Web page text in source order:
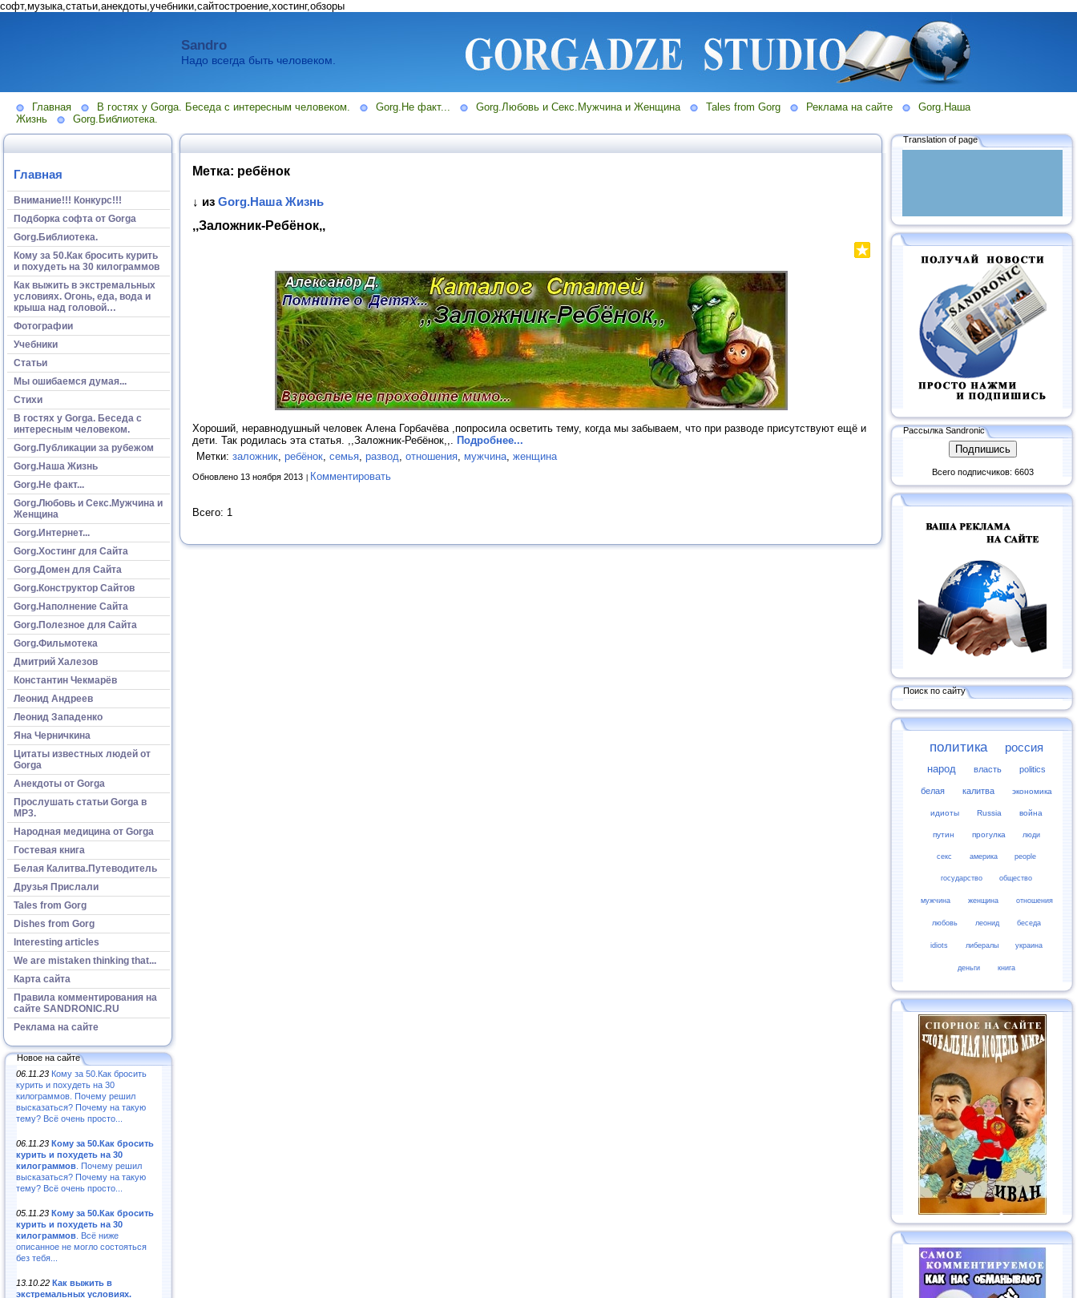
софт,музыка,статьи,анекдоты,учебники,сайтостроение,хостинг,обзоры
Sandro
Надо всегда быть человеком.
Главная В гостях у Gorga. Беседа с интересным человеком. Gorg.Не факт... Gorg.Любовь и Секс.Мужчина и Женщина Tales from Gorg Реклама на сайте
Gorg.Наша
Жизнь
Gorg.Библиотека.
Главная
Внимание!!! Конкурс!!!
Подборка софта от Gorga
Gorg.Библиотека.
Кому за 50.Как бросить курить
и похудеть на 30 килограммов
Как выжить в экстремальных
условиях. Огонь, еда, вода и
крыша над головой…
Фотографии
Учебники
Статьи
Мы ошибаемся думая...
Стихи
В гостях у Gorga. Беседа с
интересным человеком.
Gorg.Публикации за рубежом
Gorg.Наша Жизнь
Gorg.Не факт...
Gorg.Любовь и Секс.Мужчина и
Женщина
Gorg.Интернет...
Gorg.Хостинг для Сайта
Gorg.Домен для Сайта
Gorg.Конструктор Сайтов
Gorg.Наполнение Сайта
Gorg.Полезное для Сайта
Gorg.Фильмотека
Дмитрий Халезов
Константин Чекмарёв
Леонид Андреев
Леонид Западенко
Яна Черничкина
Цитаты известных людей от
Gorga
Анекдоты от Gorga
Прослушать статьи Gorga в
МР3.
Народная медицина от Gorga
Гостевая книга
Белая Калитва.Путеводитель
Друзья Прислали
Tales from Gorg
Dishes from Gorg
Interesting articles
We are mistaken thinking that...
Карта сайта
Правила комментирования на
сайте SANDRONIC.RU
Реклама на сайте
Новое на сайте
06.11.23 Кому за 50.Как бросить
курить и похудеть на 30
килограммов. Почему решил
высказаться? Почему на такую
тему? Всё очень просто...
06.11.23 Кому за 50.Как бросить
курить и похудеть на 30
килограммов . Почему решил
высказаться? Почему на такую
тему? Всё очень просто...
05.11.23 Кому за 50.Как бросить
курить и похудеть на 30
килограммов . Всё ниже
описанное не могло состояться
без тебя...
13.10.22 Как выжить в
экстремальных условиях.
Метка: ребёнок
↓ из Gorg.Наша Жизнь
,,Заложник-Ребёнок,,
Хороший, неравнодушный человек Алена Горбачёва ,попросила осветить тему, когда мы забываем, что при разводе присутствуют ещё и
дети. Так родилась эта статья. ,,Заложник-Ребёнок,,. Подробнее...
Метки: заложник, ребёнок, семья, развод, отношения, мужчина, женщина
Обновлено 13 ноября 2013 Комментировать
Всего: 1
Translation of page
Рассылка Sandronic
Всего подписчиков: 6603
Поиск по сайту
политика россия
народ власть politics
белая калитва экономика
идиоты Russia война
путин прогулка люди
секс америка people
государство общество
мужчина женщина отношения
любовь леонид беседа
idiots либералы украина
деньги книга